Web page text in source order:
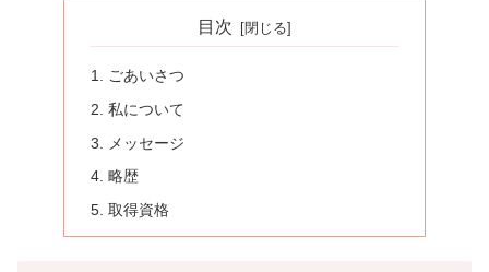
目次
ごあいさつ
私について
メッセージ
略歴
取得資格